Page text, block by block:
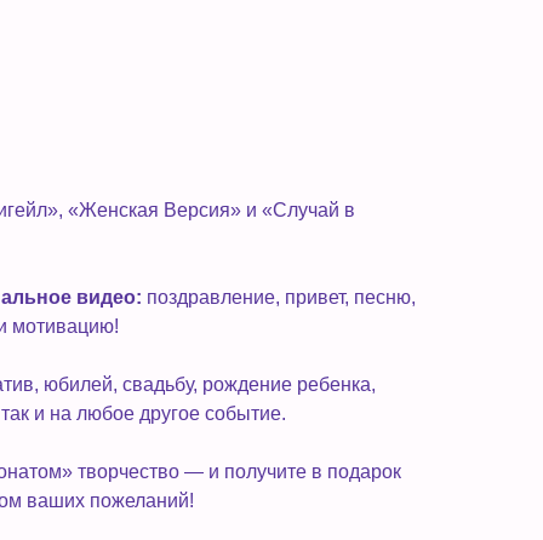
«Женская Версия» и «Случай в
видео: поздравление, привет, песню,
мотивацию!
юбилей, свадьбу, рождение ребенка,
и на любое другое событие.
творчество — и получите в подарок
ваших пожеланий!